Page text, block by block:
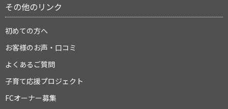
その他のリンク
初めての方へ
お客様のお声・口コミ
よくあるご質問
子育て応援プロジェクト
FCオーナー募集